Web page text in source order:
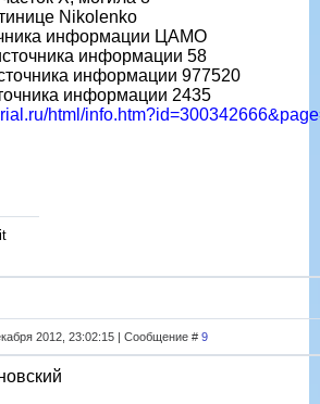
Nikolenko
информации ЦАМО
информации 58
информации 977520
информации 2435
html/
2012, 23:02:15 | Сообщение # 9